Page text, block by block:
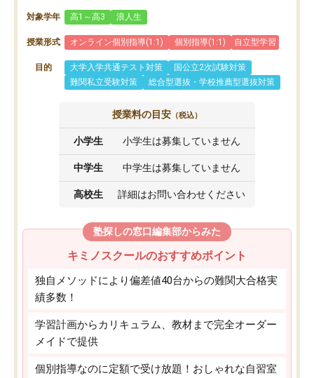
対象学年 高1～高3 浪人生
授業形式 オンライン個別指導(1:1) 個別指導(1:1) 自立型学習
目的 大学入学共通テスト対策
国公立2次試験対策
難関私立受験対策
総合型選抜・学校推薦型選抜対策
授業料の目安 （税込）
小学生 小学生は募集していません
中学生 中学生は募集していません
高校生 詳細はお問い合わせください
塾探しの窓口編集部からみた
キミノスクールのおすすめポイント
独自メソッドにより偏差値40台からの難関大合格実
績多数！
学習計画からカリキュラム、教材まで完全オーダー
メイドで提供
個別指導なのに定額で受け放題！おしゃれな自習室